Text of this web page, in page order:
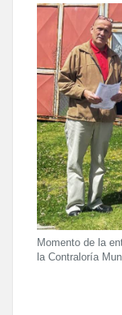
Momento de la
la Contraloría